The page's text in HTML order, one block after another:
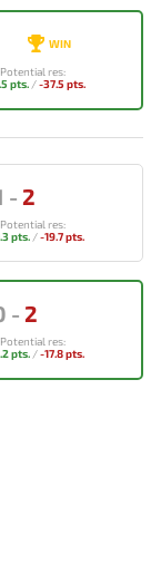
WIN
Potential res:
pts./-37.5 pts.
- 2
Potential res:
pts./-19.7 pts.
- 2
Potential res:
pts./-17.8 pts.